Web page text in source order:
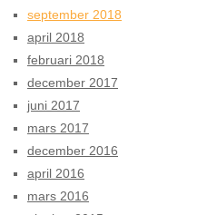
september 2018
april 2018
februari 2018
december 2017
juni 2017
mars 2017
december 2016
april 2016
mars 2016